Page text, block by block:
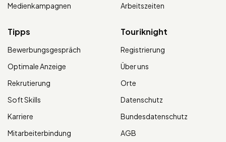
Medienkampagnen
Arbeitszeiten
Tipps
Bewerbungsgespräch
Optimale Anzeige
Rekrutierung
Soft Skills
Karriere
Mitarbeiterbindung
Touriknight
Registrierung
Über uns
Orte
Datenschutz
Bundesdatenschutz
AGB